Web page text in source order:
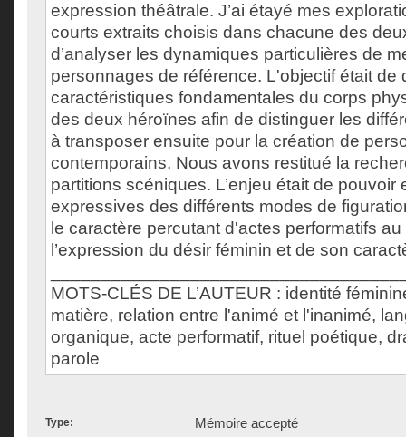
expression théâtrale. J’ai étayé mes
courts extraits choisis dans chacune des
d’analyser les dynamiques particulières de
personnages de référence. L'objectif était de
caractéristiques fondamentales du corps
des deux héroïnes afin de distinguer les
à transposer ensuite pour la création de
contemporains. Nous avons restitué la
partitions scéniques. L’enjeu était de pouvoir
expressives des différents modes de
le caractère percutant d'actes performatifs
l’expression du désir féminin et de son
MOTS-CLÉS DE L’AUTEUR : identité
matière, relation entre l'animé et l'inanimé,
organique, acte performatif, rituel poétique,
parole
Type: Mémoire accepté